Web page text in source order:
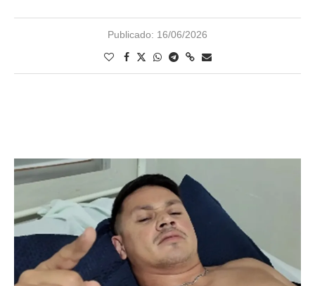
Publicado: 16/06/2026